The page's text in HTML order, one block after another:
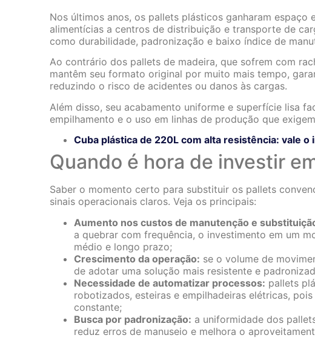
Nos últimos anos, os pallets plásticos ganharam
alimentícias a centros de distribuição e transporte de
como durabilidade, padronização e baixo índice de
Ao contrário dos pallets de madeira, que sofrem com
mantêm seu formato original por muito mais tempo,
reduzindo o risco de acidentes ou danos às cargas.
Além disso, seu acabamento uniforme e superfície lisa
empilhamento e o uso em linhas de produção que
Cuba plástica de 220L com alta resistência: vale o
Quando é hora de investir
Saber o momento certo para substituir os pallets
sinais operacionais claros. Veja os principais:
Aumento nos custos de manutenção e
a quebrar com frequência, o investimento em um
médio e longo prazo;
Crescimento da operação: se o volume de
de adotar uma solução mais resistente e
Necessidade de automatizar processos: pallets
robotizados, esteiras e empilhadeiras elétricas,
constante;
Busca por padronização: a uniformidade dos
reduz erros de manuseio e melhora o